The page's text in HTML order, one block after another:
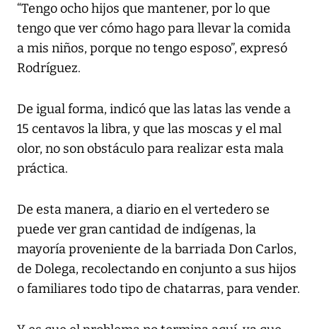
“Tengo ocho hijos que mantener, por lo que
tengo que ver cómo hago para llevar la comida
a mis niños, porque no tengo esposo”, expresó
Rodríguez.
De igual forma, indicó que las latas las vende a
15 centavos la libra, y que las moscas y el mal
olor, no son obstáculo para realizar esta mala
práctica.
De esta manera, a diario en el vertedero se
puede ver gran cantidad de indígenas, la
mayoría proveniente de la barriada Don Carlos,
de Dolega, recolectando en conjunto a sus hijos
o familiares todo tipo de chatarras, para vender.